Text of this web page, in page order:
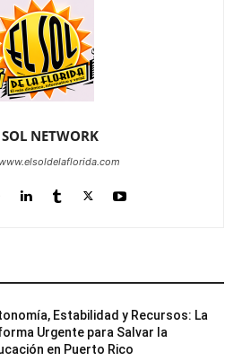
SOL NETWORK
Estabilidad y Recursos: La
Urgente para Salvar la
en Puerto Rico